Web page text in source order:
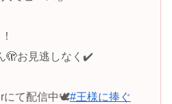
🫣お見逃しなく✔️
にて配信中🕊#王様に捧ぐ